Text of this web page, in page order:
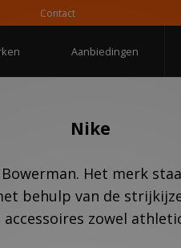
Contact
Aanbiedingen
Nike
Het merk
behulp van de
zowel